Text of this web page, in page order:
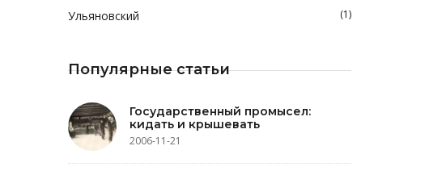
Ульяновский (1)
Популярные статьи
Государственный промысел:
кидать и крышевать
2006-11-21